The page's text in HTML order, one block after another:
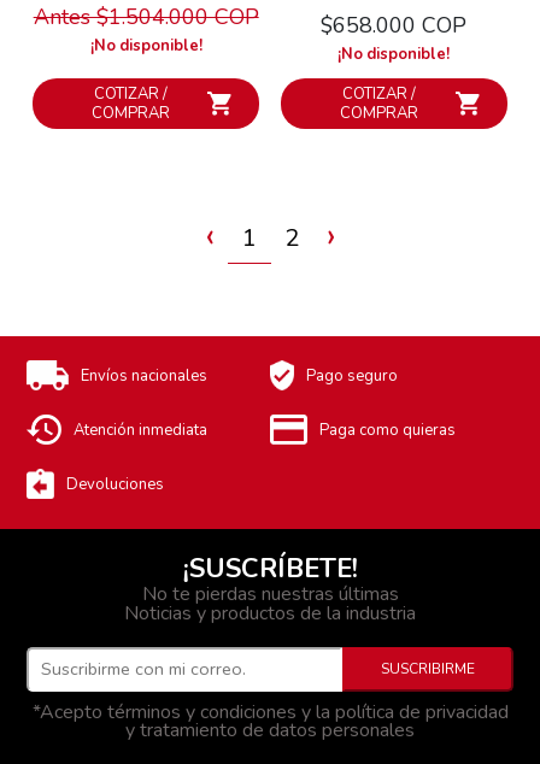
Antes $1.504.000 COP
¡No disponible!
COTIZAR /
COMPRAR
$658.000 COP
¡No disponible!
COTIZAR /
COMPRAR
‹ 1 2 ›
Envíos nacionales Pago seguro
Atención inmediata Paga como quieras
Devoluciones
¡SUSCRÍBETE!
No te pierdas nuestras últimas
Noticias y productos de la industria
*Acepto términos y condiciones y la política de privacidad
y tratamiento de datos personales